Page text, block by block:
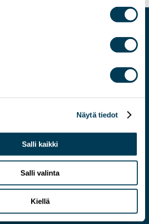
Näytä tiedot
Salli kaikki
Salli valinta
Kiellä
EU:N asiantuntija